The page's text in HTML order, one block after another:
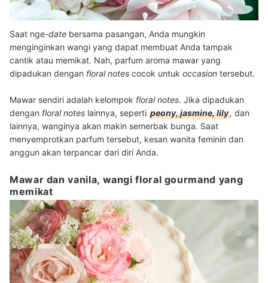
Saat nge-date bersama pasangan, Anda mungkin
menginginkan wangi yang dapat membuat Anda tampak
cantik atau memikat. Nah, parfum aroma mawar yang
dipadukan dengan floral notes cocok untuk occasion tersebut.
Mawar sendiri adalah kelompok floral notes. Jika dipadukan
dengan floral notes lainnya, seperti peony, jasmine, lily, dan
lainnya, wanginya akan makin semerbak bunga. Saat
menyemprotkan parfum tersebut, kesan wanita feminin dan
anggun akan terpancar dari diri Anda.
Mawar dan vanila, wangi floral gourmand yang
memikat